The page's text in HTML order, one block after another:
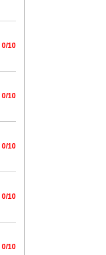
0/10
0/10
0/10
0/10
0/10